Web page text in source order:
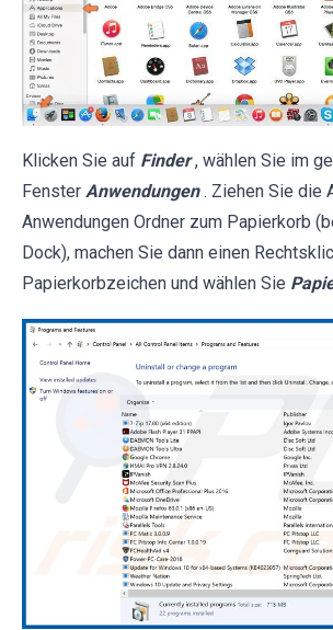
Klicken Sie auf Finder , wählen Sie im
Fenster Anwendungen . Ziehen Sie die
Anwendungen Ordner zum Papierkorb
Dock), machen Sie dann einen
Papierkorbzeichen und wählen Sie